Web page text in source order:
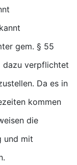
gem. § 55
dazu verpflichtet
Da es in
kommen
die
und mit